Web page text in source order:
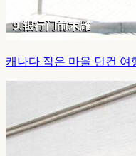
캐나다 작은 마을 던컨